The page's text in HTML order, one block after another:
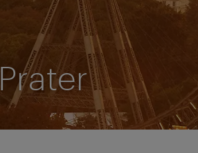
Prater